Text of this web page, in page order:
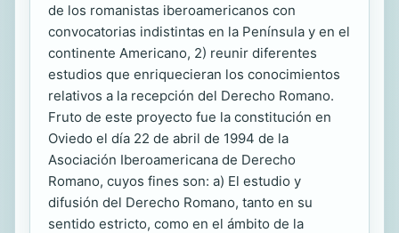
de los romanistas iberoamericanos con
convocatorias indistintas en la Península y en el
continente Americano, 2) reunir diferentes
estudios que enriquecieran los conocimientos
relativos a la recepción del Derecho Romano.
Fruto de este proyecto fue la constitución en
Oviedo el día 22 de abril de 1994 de la
Asociación Iberoamericana de Derecho
Romano, cuyos fines son: a) El estudio y
difusión del Derecho Romano, tanto en su
sentido estricto, como en el ámbito de la